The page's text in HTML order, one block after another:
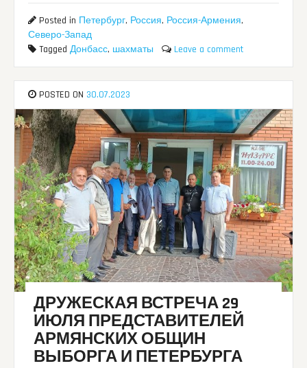
Posted in Петербург, Россия, Россия-Армения,
Северо-Запад
TaggedДонбасс, шахматы Leave a comment
POSTED ON 30.07.2023
ДРУЖЕСКАЯ ВСТРЕЧА 29
ИЮЛЯ ПРЕДСТАВИТЕЛЕЙ
АРМЯНСКИХ ОБЩИН
ВЫБОРГА И ПЕТЕРБУРГА